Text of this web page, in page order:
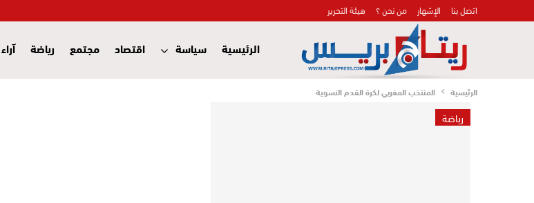
اتصل بنا الإشهار من نحن ؟ هيئة التحرير
الرئيسية سياسة اقتصاد مجتمع رياضة آراء
الرئيسية المنتخب المغربي لكرة القدم النسوية
رياضة